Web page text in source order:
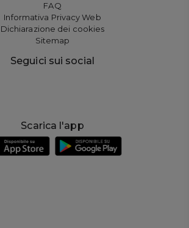
FAQ
Informativa Privacy Web
Dichiarazione dei cookies
Sitemap
Seguici sui social
Scarica l'app